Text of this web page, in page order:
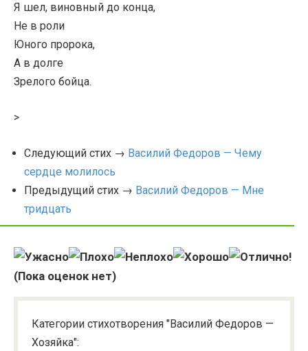
Я шел, виновный до конца,
Не в роли
Юного пророка,
А в долге
Зрелого бойца.
>
Следующий стих → Василий Федоров — Чему
сердце молилось
Предыдущий стих → Василий Федоров — Мне
тридцать
(Пока оценок нет)
Категории стихотворения "Василий Федоров —
Хозяйка":